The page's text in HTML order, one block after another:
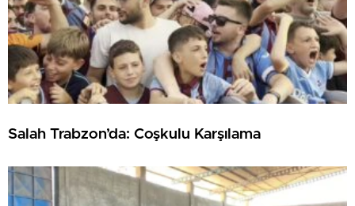
Salah Trabzon’da: Coşkulu Karşılama